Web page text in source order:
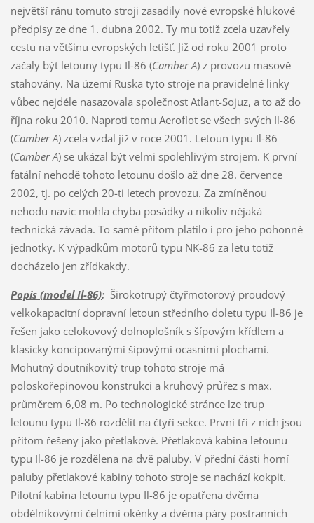
největší ránu tomuto stroji zasadily nové evropské hlukové
předpisy ze dne 1. dubna 2002. Ty mu totiž zcela uzavřely
cestu na většinu evropských letišť. Již od roku 2001 proto
začaly být letouny typu Il-86 (Camber A) z provozu masově
stahovány. Na území Ruska tyto stroje na pravidelné linky
vůbec nejdéle nasazovala společnost Atlant-Sojuz, a to až do
října roku 2010. Naproti tomu Aeroflot se všech svých Il-86
(Camber A) zcela vzdal již v roce 2001. Letoun typu Il-86
(Camber A) se ukázal být velmi spolehlivým strojem. K první
fatální nehodě tohoto letounu došlo až dne 28. července
2002, tj. po celých 20-ti letech provozu. Za zmíněnou
nehodu navíc mohla chyba posádky a nikoliv nějaká
technická závada. To samé přitom platilo i pro jeho pohonné
jednotky. K výpadkům motorů typu NK-86 za letu totiž
docházelo jen zřídkakdy.
Popis (model Il-86):Širokotrupý čtyřmotorový proudový
velkokapacitní dopravní letoun středního doletu typu Il-86 je
řešen jako celokovový dolnoplošník s šípovým křídlem a
klasicky koncipovanými šípovými ocasními plochami.
Mohutný doutníkovitý trup tohoto stroje má
poloskořepinovou konstrukci a kruhový průřez s max.
průměrem 6,08 m. Po technologické stránce lze trup
letounu typu Il-86 rozdělit na čtyři sekce. První tři z nich jsou
přitom řešeny jako přetlakové. Přetlaková kabina letounu
typu Il-86 je rozdělena na dvě paluby. V přední části horní
paluby přetlakové kabiny tohoto stroje se nachází kokpit.
Pilotní kabina letounu typu Il-86 je opatřena dvěma
obdélníkovými čelními okénky a dvěma páry postranních